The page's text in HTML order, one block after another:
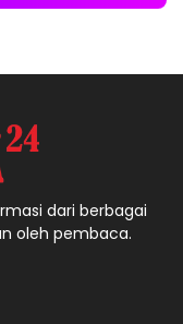
dari berbagai
oleh pembaca.